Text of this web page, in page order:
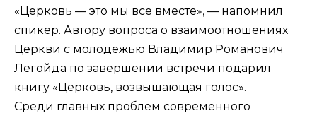
«Церковь — это мы все вместе», — напомнил
спикер. Автору вопроса о взаимоотношениях
Церкви с молодежью Владимир Романович
Легойда по завершении встречи подарил
книгу «Церковь, возвышающая голос».
Среди главных проблем современного